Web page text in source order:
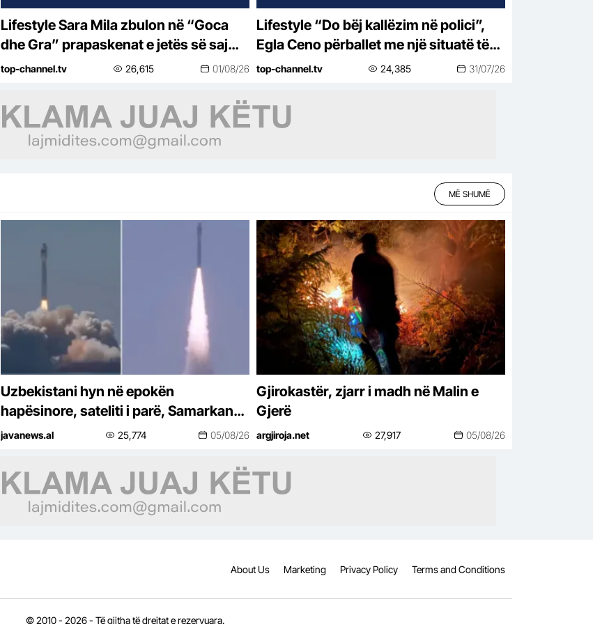
Lifestyle Sara Mila zbulon në “Goca
dhe Gra” prapaskenat e jetës së saj
politike: Teatër jo i bukur, nuk është aq
top-channel.tv 26,615 01/08/26
Lifestyle “Do bëj kallëzim në polici”,
Egla Ceno përballet me një situatë të
vështirë rreziku: Mos më prek damarin
top-channel.tv 24,385 31/07/26
MË SHUMË
Uzbekistani hyn në epokën
hapësinore, sateliti i parë, Samarkand-
2028, lëshohet në orbitë –
javanews.al 25,774 05/08/26
Gjirokastër, zjarr i madh në Malin e
Gjerë
argjiroja.net 27,917 05/08/26
About Us Marketing Privacy Policy Terms and Conditions
© 2010 - 2026 - Të gjitha të drejtat e rezervuara.